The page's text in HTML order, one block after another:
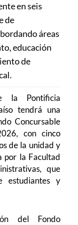
en seis
de
áreas
educación
de
la Pontificia
tendrá una
Concursable
con cinco
de la unidad y
por la Facultad
que
estudiantes y
del Fondo